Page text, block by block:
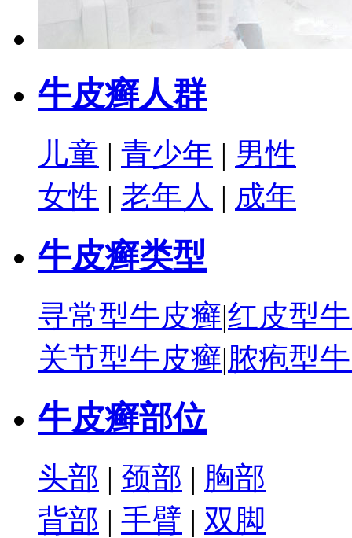
牛皮癣人群
儿童 | 青少年 | 男性
女性 | 老年人 | 成年
牛皮癣类型
寻常型牛皮癣|红皮型
关节型牛皮癣|脓疱型
牛皮癣部位
头部 | 颈部 | 胸部
背部 | 手臂 | 双脚